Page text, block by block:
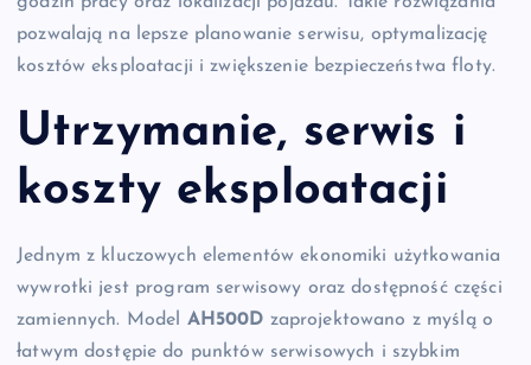
pozwalają na lepsze planowanie serwisu, optymalizację
kosztów eksploatacji i zwiększenie bezpieczeństwa floty.
Utrzymanie, serwis i
koszty eksploatacji
Jednym z kluczowych elementów ekonomiki użytkowania
wywrotki jest program serwisowy oraz dostępność części
zamiennych. Model AH500D zaprojektowano z myślą o
łatwym dostępie do punktów serwisowych i szybkim